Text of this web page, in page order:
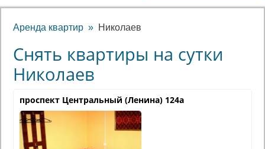
Аренда квартир Николаев
Снять квартиры на сутки
Николаев
проспект Центральный (Ленина) 124а